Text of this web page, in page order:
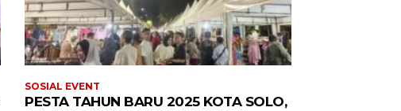
SOSIAL EVENT
PESTA TAHUN BARU 2025 KOTA SOLO,